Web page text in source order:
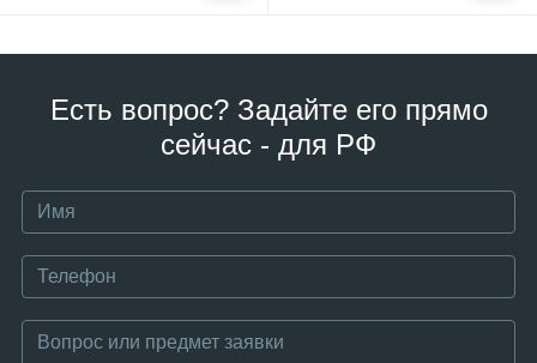
Есть вопрос? Задайте его прямо
сейчас - для РФ